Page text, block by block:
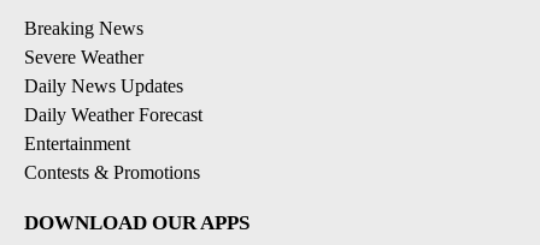
Breaking News
Severe Weather
Daily News Updates
Daily Weather Forecast
Entertainment
Contests & Promotions
DOWNLOAD OUR APPS